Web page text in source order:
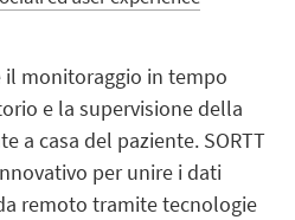
il monitoraggio in tempo
e la supervisione della
a casa del paziente. SORTT
per unire i dati
remoto tramite tecnologie